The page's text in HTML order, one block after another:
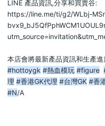
LINE 產品資訊,分享
https://line.me/ti/g2/WLbj-
本店會將最新產品資訊
#hottoygk #熱血模玩 #figure
理 #香港GK代理 #台灣GK #香
#N/A